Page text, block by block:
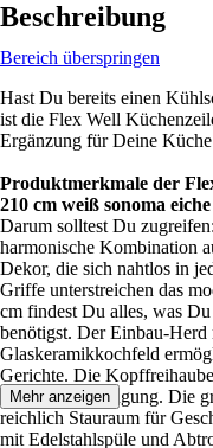
Beschreibung
Bereich überspringen
Hast Du bereits einen
ist die Flex Well
Ergänzung für Deine
Produktmerkmale der
210 cm weiß sonoma
Darum solltest Du
harmonische Kombination
Dekor, die sich nahtlos in
Griffe unterstreichen das
cm findest Du alles, was
benötigst. Der Einbau-Herd
Glaskeramikkochfeld
Gerichte. Die
effiziente Absaugung. Die
reichlich Stauraum für
mit Edelstahlspüle und
Mehr anzeigen